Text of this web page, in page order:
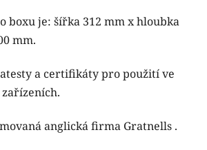
boxu je: šířka 312 mm x hloubka
mm.
a certifikáty pro použití ve
anglická firma Gratnells .